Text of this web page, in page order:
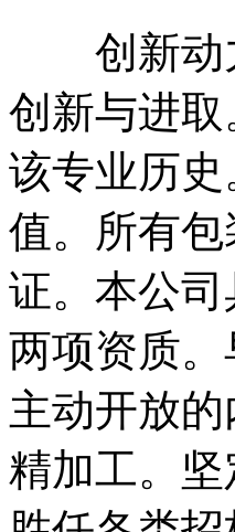
创新动
创新与进
该专业历
值。所有
证。本公
两项资质
主动开放
精加工。